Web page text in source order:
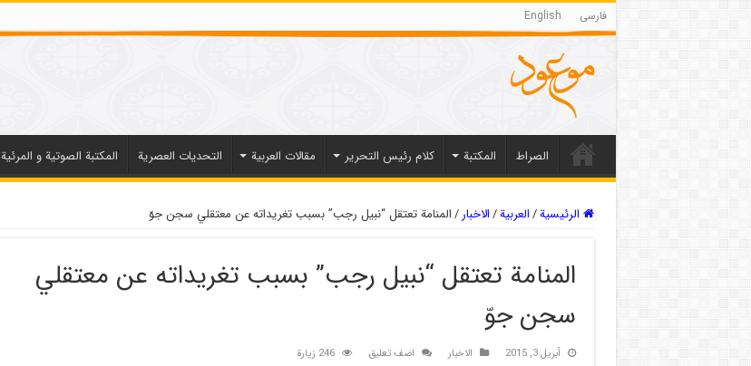
فارسی English
الصراط المکتبة كلام رئيس التحرير مقالات العربیة التحديات العصرية المكتبة الصوتية و المرئية
الرئيسية/العربیة/الاخبار /المنامة تعتقل “نبيل رجب” بسبب تغريداته عن معتقلي سجن جوّ
المنامة تعتقل “نبيل رجب” بسبب تغريداته عن معتقلي
سجن جوّ
أبريل 3, 2015 الاخبار اضف تعليق 246 زيارة